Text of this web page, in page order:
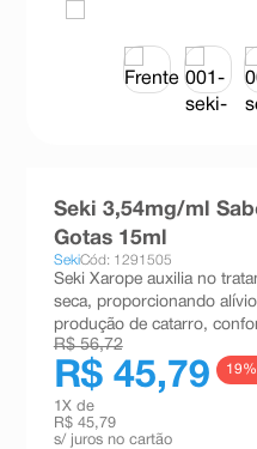
lenço umedecido
esmalte
10ºabsorvente
Seki 3,54mg/ml
Gotas 15ml
SekiCód: 1291505
Seki Xarope auxilia no
seca, proporcionando
produção de catarro,
R$ 56,72
R$ 45,79 19
1 X de
R$ 45,79
s/ juros no cartão